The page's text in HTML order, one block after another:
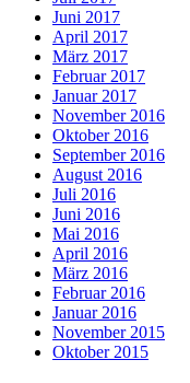
Juni 2017
April 2017
März 2017
Februar 2017
Januar 2017
November 2016
Oktober 2016
September 2016
August 2016
Juli 2016
Juni 2016
Mai 2016
April 2016
März 2016
Februar 2016
Januar 2016
November 2015
Oktober 2015